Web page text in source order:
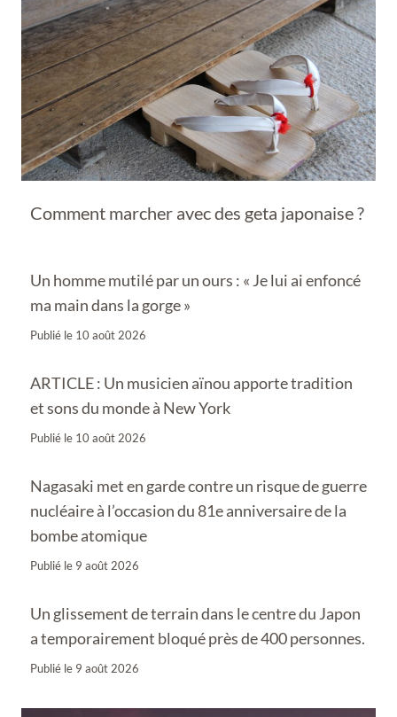
Comment marcher avec des geta japonaise ?
Un homme mutilé par un ours : « Je lui ai enfoncé
ma main dans la gorge »
Publié le 10 août 2026
ARTICLE : Un musicien aïnou apporte tradition
et sons du monde à New York
Publié le 10 août 2026
Nagasaki met en garde contre un risque de guerre
nucléaire à l’occasion du 81e anniversaire de la
bombe atomique
Publié le 9 août 2026
Un glissement de terrain dans le centre du Japon
a temporairement bloqué près de 400 personnes.
Publié le 9 août 2026